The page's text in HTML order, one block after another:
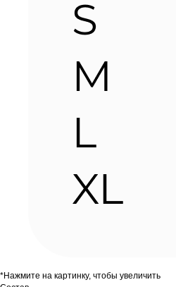
*Нажмите на картинку, чтобы увеличить